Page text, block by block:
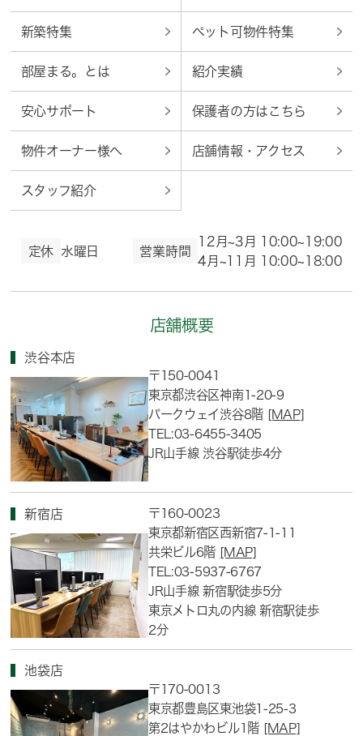
新築特集 ペット可物件特集
部屋まる。とは 紹介実績
安心サポート 保護者の方はこちら
物件オーナー様へ 店舗情報・アクセス
スタッフ紹介
定休 水曜日 営業時間
12月~3月 10:00~19:00
4月~11月 10:00~18:00
店舗概要
渋谷本店
〒150-0041
東京都渋谷区神南1-20-9
パークウェイ渋谷8階 [MAP]
TEL:03-6455-3405
JR山手線 渋谷駅徒歩4分
新宿店
〒160-0023
東京都新宿区西新宿7-1-11
共栄ビル6階 [MAP]
TEL:03-5937-6767
JR山手線 新宿駅徒歩5分
東京メトロ丸の内線 新宿駅徒歩
2分
池袋店
〒170-0013
東京都豊島区東池袋1-25-3
第2はやかわビル1階 [MAP]